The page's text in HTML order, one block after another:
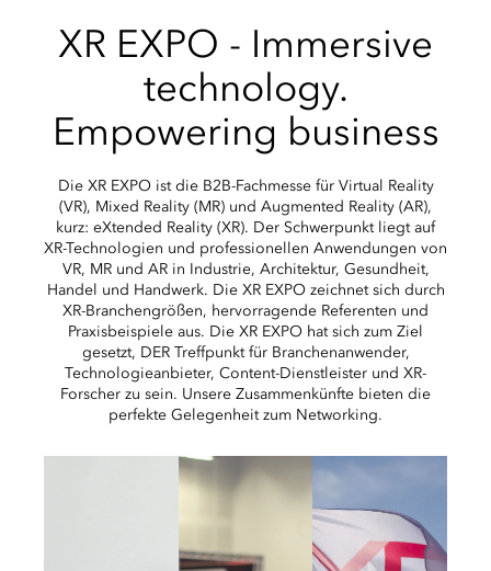
XR EXPO - Immersive
technology.
Empowering business
Die XR EXPO ist die B2B-Fachmesse für Virtual Reality
(VR), Mixed Reality (MR) und Augmented Reality (AR),
kurz: eXtended Reality (XR). Der Schwerpunkt liegt auf
XR-Technologien und professionellen Anwendungen von
VR, MR und AR in Industrie, Architektur, Gesundheit,
Handel und Handwerk. Die XR EXPO zeichnet sich durch
XR-Branchengrößen, hervorragende Referenten und
Praxisbeispiele aus. Die XR EXPO hat sich zum Ziel
gesetzt, DER Treffpunkt für Branchenanwender,
Technologieanbieter, Content-Dienstleister und XR-
Forscher zu sein. Unsere Zusammenkünfte bieten die
perfekte Gelegenheit zum Networking.